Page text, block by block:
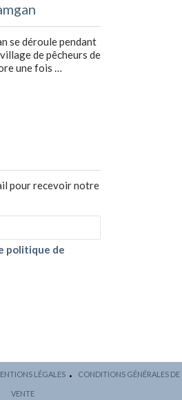
se déroule pendant
de pêcheurs de
une fois …
pour recevoir notre
politique de
LÉGALES CONDITIONS GÉNÉRALES DE
VENTE